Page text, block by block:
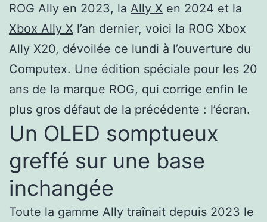
ROG Ally en 2023, la Ally X en 2024 et la
Xbox Ally X l’an dernier, voici la ROG Xbox
Ally X20, dévoilée ce lundi à l’ouverture du
Computex. Une édition spéciale pour les 20
ans de la marque ROG, qui corrige enfin le
plus gros défaut de la précédente : l’écran.
Un OLED somptueux
greffé sur une base
inchangée
Toute la gamme Ally traînait depuis 2023 le